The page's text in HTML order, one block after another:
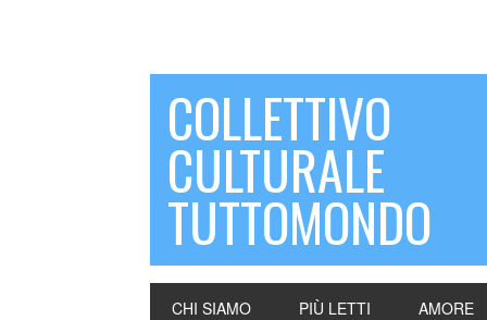
COLLETTIVO
CULTURALE
TUTTOMONDO
CHI SIAMO PIÙ LETTI AMORE